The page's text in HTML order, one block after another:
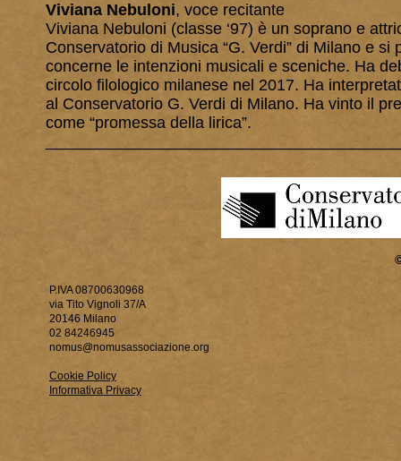
Viviana Nebuloni, voce recitante
Viviana Nebuloni (classe ‘97) è un soprano e
Conservatorio di Musica “G. Verdi” di Milano e
concerne le intenzioni musicali e sceniche. Ha
circolo filologico milanese nel 2017. Ha
al Conservatorio G. Verdi di Milano. Ha vinto il
come “promessa della lirica”.
P.IVA 08700630968
via Tito Vignoli 37/A
20146 Milano
02 84246945
nomus@nomusassociazione.org
Cookie Policy
Informativa Privacy